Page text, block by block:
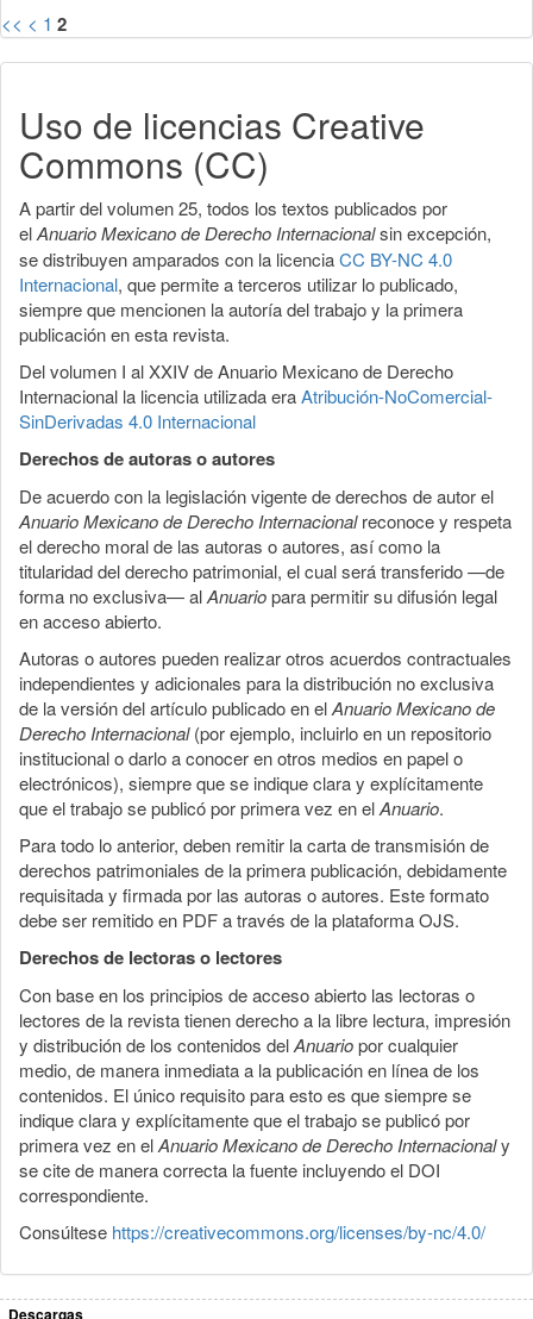
<< < 1 2
Uso de licencias Creative
Commons (CC)
A partir del volumen 25, todos los textos publicados por
elAnuario Mexicano de Derecho Internacionalsin excepción,
se distribuyen amparados con la licenciaCC BY-NC 4.0
Internacional, que permite a terceros utilizar lo publicado,
siempre que mencionen la autoría del trabajo y la primera
publicación en esta revista.
Del volumen I al XXIV de Anuario Mexicano de Derecho
Internacional la licencia utilizada eraAtribución-NoComercial-
SinDerivadas 4.0 Internacional
Derechos de autoras o autores
De acuerdo con la legislación vigente de derechos de autor el
Anuario Mexicano de Derecho Internacionalreconoce y respeta
el derecho moral de las autoras o autores, así como la
titularidad del derecho patrimonial, el cual será transferido —de
forma no exclusiva— alAnuariopara permitir su difusión legal
en acceso abierto.
Autoras o autores pueden realizar otros acuerdos contractuales
independientes y adicionales para la distribución no exclusiva
de la versión del artículo publicado en elAnuario Mexicano de
Derecho Internacional(por ejemplo, incluirlo en un repositorio
institucional o darlo a conocer en otros medios en papel o
electrónicos), siempre que se indique clara y explícitamente
que el trabajo se publicó por primera vez en elAnuario.
Para todo lo anterior, deben remitir la carta de transmisión de
derechos patrimoniales de la primera publicación, debidamente
requisitada y firmada por las autoras o autores. Este formato
debe ser remitido en PDF a través de la plataforma OJS.
Derechos de lectoras o lectores
Con base en los principios de acceso abierto las lectoras o
lectores de la revista tienen derecho a la libre lectura, impresión
y distribución de los contenidos delAnuariopor cualquier
medio, de manera inmediata a la publicación en línea de los
contenidos. El único requisito para esto es que siempre se
indique clara y explícitamente que el trabajo se publicó por
primera vez en elAnuario Mexicano de Derecho Internacionaly
se cite de manera correcta la fuente incluyendo el DOI
correspondiente.
Consúltese https://creativecommons.org/licenses/by-nc/4.0/
Descargas